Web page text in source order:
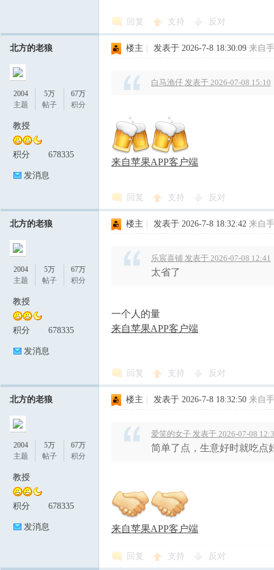
回复 支持 反对
北方的老狼
2004
主题
5万
帖子
67万
积分
教授
积分 678335
发消息
楼主 发表于 2026-7-8 18:30:09 来自
白马渔仔 发表于 2026-07-08 15:10
来自苹果APP客户端
回复 支持 反对
北方的老狼
2004
主题
5万
帖子
67万
积分
教授
积分 678335
发消息
楼主 发表于 2026-7-8 18:32:42 来自
乐宸喜铺 发表于 2026-07-08 12:41
太省了
一个人的量
来自苹果APP客户端
回复 支持 反对
北方的老狼
2004
主题
5万
帖子
67万
积分
教授
积分 678335
发消息
楼主 发表于 2026-7-8 18:32:50 来自
爱笑的女子 发表于 2026-07-08
简单了点，生意好时就吃点
来自苹果APP客户端
回复 支持 反对